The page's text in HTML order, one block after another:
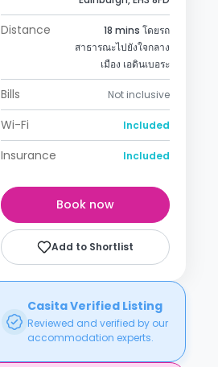
Distance
18 mins โดยรถ
สาธารณะไปยังใจกลาง
เมือง เอดินเบอระ
Bills Not inclusive
Wi-Fi Included
Insurance Included
Book now
Add to Shortlist
Casita Verified Listing
Reviewed and verified by our
accommodation experts.